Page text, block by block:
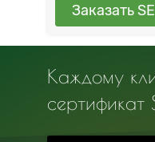
Заказать
Каждому
сертификат